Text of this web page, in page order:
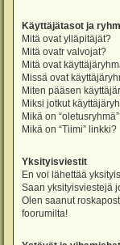
Käyttäjätasot ja
Mitä ovat ylläpitäjät?
Mitä ovatr valvojat?
Mitä ovat
Missä ovat
Miten pääsen
Miksi jotkut
Mikä on
Mikä on “Tiimi” linkki?
Yksityisviestit
En voi lähettää
Saan yksityisviestejä
Olen saanut
foorumilta!